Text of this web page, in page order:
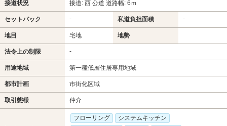
接道状況 接道: 西 公道 道路幅: 6ｍ
セットバック - 私道負担面積 -
地目 宅地 地勢
法令上の制限 -
用途地域 第一種低層住居専用地域
都市計画 市街化区域
取引態様 仲介
フローリング
システムキッチン